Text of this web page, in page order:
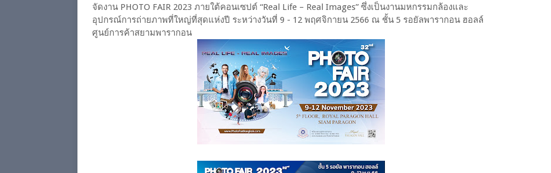
จัดงาน PHOTO FAIR 2023 ภายใต้คอนเซปต์ “Real Life – Real Images” ซึ่งเป็นงานมหกรรมกล้องและ
อุปกรณ์การถ่ายภาพที่ใหญ่ที่สุดแห่งปี ระหว่างวันที่ 9 - 12 พฤศจิกายน 2566 ณ ชั้น 5 รอยัลพารากอน ฮอลล์
ศูนย์การค้าสยามพารากอน